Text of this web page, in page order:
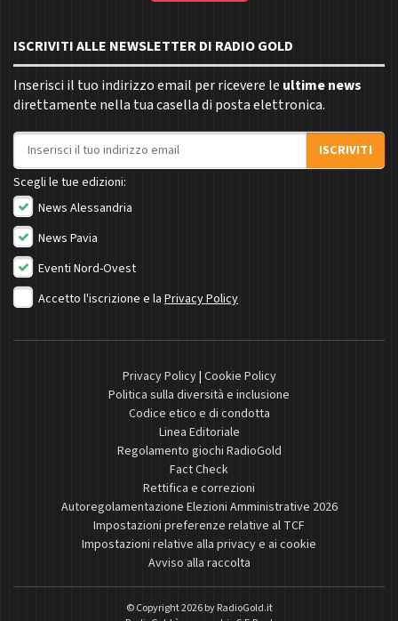
ISCRIVITI ALLE NEWSLETTER DI RADIO GOLD
Inserisci il tuo indirizzo email per ricevere le ultime news
direttamente nella tua casella di posta elettronica.
Indirizzo email
ISCRIVITI
Scegli le tue edizioni:
News Alessandria
News Pavia
Eventi Nord-Ovest
Accetto l'iscrizione e la Privacy Policy
Privacy Policy| Cookie Policy
Politica sulla diversità e inclusione
Codice etico e di condotta
Linea Editoriale
Regolamento giochi RadioGold
Fact Check
Rettifica e correzioni
Autoregolamentazione Elezioni Amministrative 2026
Impostazioni preferenze relative al TCF
Impostazioni relative alla privacy e ai cookie
Avviso alla raccolta
© Copyright 2026 byRadioGold.it